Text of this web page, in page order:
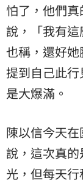
怕了，他們
說，「我有
也稱，還好
提到自己此
是大爆滿。
陳以信今天
說，這次真
光，但每天